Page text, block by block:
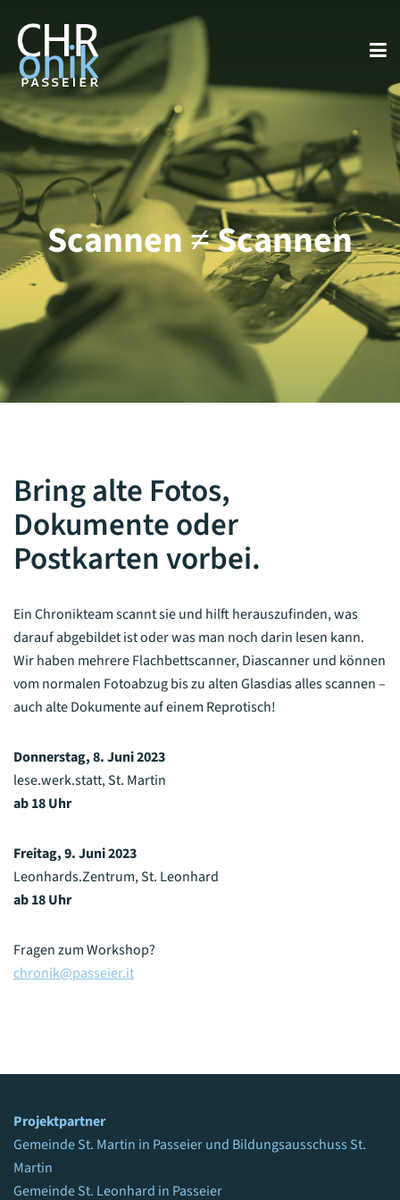
Scannen ≠ Scannen
Bring alte Fotos,
Dokumente oder
Postkarten vorbei.
Ein Chronikteam scannt sie und hilft herauszufinden, was
darauf abgebildet ist oder was man noch darin lesen kann.
Wir haben mehrere Flachbettscanner, Diascanner und können
vom normalen Fotoabzug bis zu alten Glasdias alles scannen –
auch alte Dokumente auf einem Reprotisch!
Donnerstag, 8. Juni 2023
lese.werk.statt, St. Martin
ab 18 Uhr
Freitag, 9. Juni 2023
Leonhards.Zentrum, St. Leonhard
ab 18 Uhr
Fragen zum Workshop?
chronik@passeier.it
Projektpartner
Gemeinde St. Martin in Passeierund Bildungsausschuss St.
Martin
Gemeinde St. Leonhard in Passeier